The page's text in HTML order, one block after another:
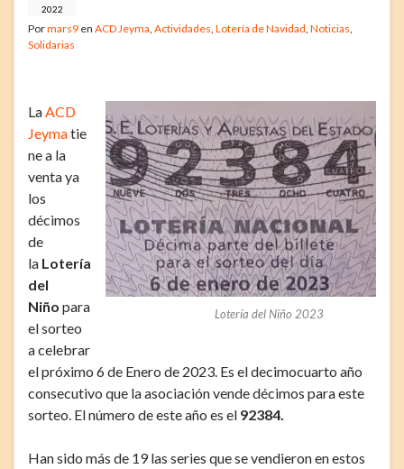
2022
Pormars9 en ACD Jeyma Actividades Lotería de Navidad Noticias
Solidarias
Lotería del Niño 2023
La ACD
Jeymatie
ne a la
venta ya
los
décimos
de
la Lotería
del
Niño para
el sorteo
a celebrar
el próximo 6 de Enero de 2023. Es el decimocuarto año
consecutivo que la asociación vende décimos para este
sorteo. El número de este año es el 92384
Han sido más de 19 las series que se vendieron en estos